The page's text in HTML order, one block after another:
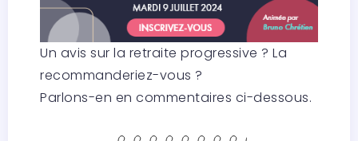
Un avis sur la retraite progressive ? La
recommanderiez-vous ?
Parlons-en en commentaires ci-dessous.